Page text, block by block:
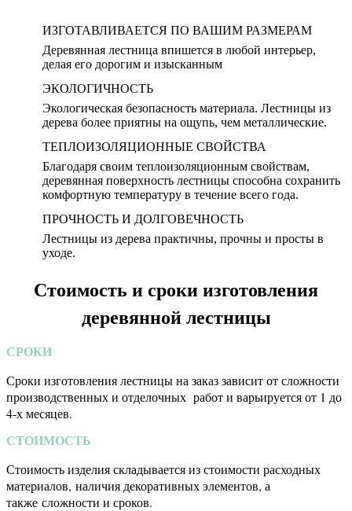
ИЗГОТАВЛИВАЕТСЯ ПО ВАШИМ РАЗМЕРАМ
Деревянная лестница впишется в любой интерьер,
делая его дорогим и изысканным
ЭКОЛОГИЧНОСТЬ
Экологическая безопасность материала. Лестницы из
дерева более приятны на ощупь, чем металлические.
ТЕПЛОИЗОЛЯЦИОННЫЕ СВОЙСТВА
Благодаря своим теплоизоляционным свойствам,
деревянная поверхность лестницы способна сохранить
комфортную температуру в течение всего года.
ПРОЧНОСТЬ И ДОЛГОВЕЧНОСТЬ
Лестницы из дерева практичны, прочны и просты в
уходе.
Стоимость и сроки изготовления
деревянной лестницы
СРОКИ
Сроки изготовления лестницы на заказ зависит от сложности
производственных и отделочных работ и варьируется от 1 до
4-х месяцев.
СТОИМОСТЬ
Стоимость изделия складывается из стоимости расходных
материалов, наличия декоративных элементов, а
также сложности и сроков.